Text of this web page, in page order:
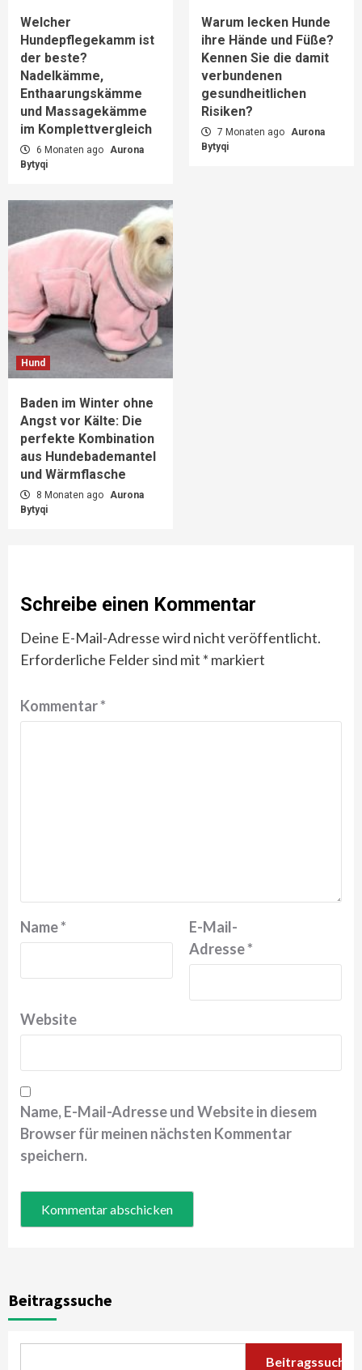
Welcher
Hundepflegekamm ist
der beste?
Nadelkämme,
Enthaarungskämme
und Massagekämme
im Komplettvergleich
6 Monaten ago Aurona
Bytyqi
Warum lecken Hunde
ihre Hände und Füße?
Kennen Sie die damit
verbundenen
gesundheitlichen
Risiken?
7 Monaten ago Aurona
Bytyqi
Hund
Baden im Winter ohne
Angst vor Kälte: Die
perfekte Kombination
aus Hundebademantel
und Wärmflasche
8 Monaten ago Aurona
Bytyqi
Schreibe einen Kommentar
Deine E-Mail-Adresse wird nicht veröffentlicht.
Erforderliche Felder sind mit * markiert
Kommentar*
Name*
E-Mail-
Adresse*
Website
Name, E-Mail-Adresse und Website in diesem
Browser für meinen nächsten Kommentar
speichern.
Beitragssuche
Beitragssuche